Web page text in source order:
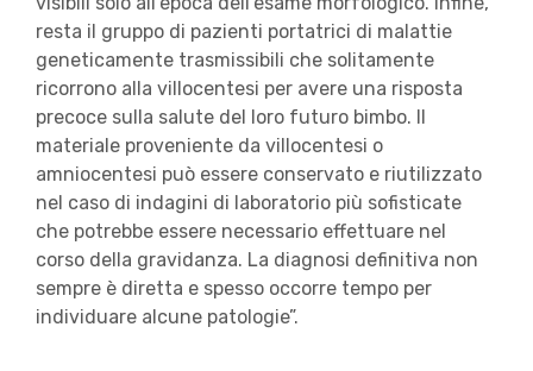
resta il gruppo di pazienti portatrici di malattie
geneticamente trasmissibili che solitamente
ricorrono alla villocentesi per avere una risposta
precoce sulla salute del loro futuro bimbo. Il
materiale proveniente da villocentesi o
amniocentesi può essere conservato e riutilizzato
nel caso di indagini di laboratorio più sofisticate
che potrebbe essere necessario effettuare nel
corso della gravidanza. La diagnosi definitiva non
sempre è diretta e spesso occorre tempo per
individuare alcune patologie”.